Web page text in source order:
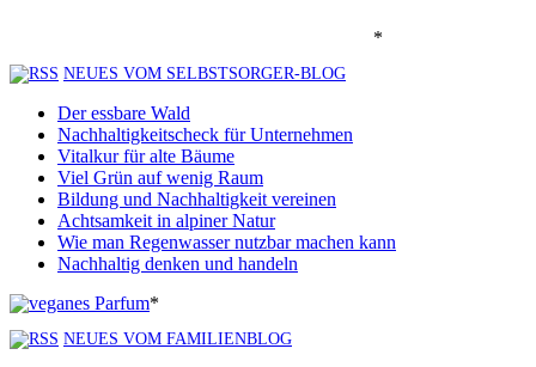
*
NEUES VOM SELBSTSORGER-BLOG
Der essbare Wald
Nachhaltigkeitscheck für Unternehmen
Vitalkur für alte Bäume
Viel Grün auf wenig Raum
Bildung und Nachhaltigkeit vereinen
Achtsamkeit in alpiner Natur
Wie man Regenwasser nutzbar machen kann
Nachhaltig denken und handeln
*
NEUES VOM FAMILIENBLOG